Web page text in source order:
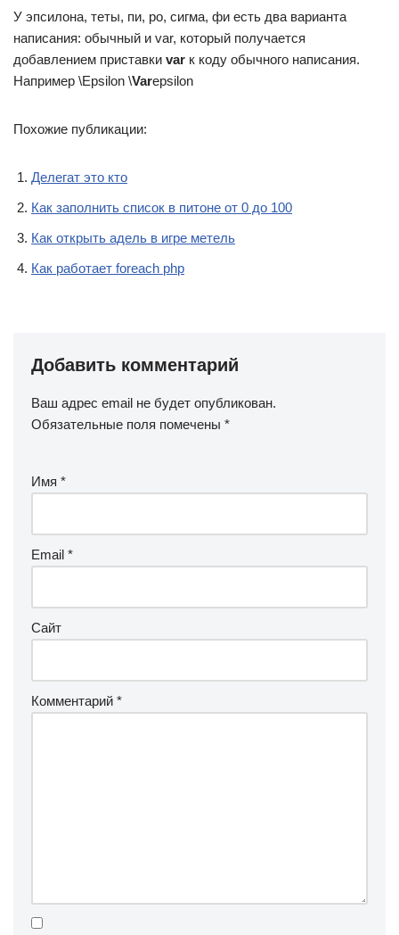
У эпсилона, теты, пи, ро, сигма, фи есть два варианта
написания: обычный и var, который получается
добавлением приставки var к коду обычного написания.
Например \Epsilon \Varepsilon
Похожие публикации:
Делегат это кто
Как заполнить список в питоне от 0 до 100
Как открыть адель в игре метель
Как работает foreach php
Добавить комментарий
Ваш адрес email не будет опубликован.
Обязательные поля помечены *
Имя *
Email *
Сайт
Комментарий *